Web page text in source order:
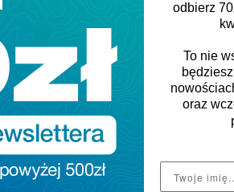
odbierz
To nie
oraz